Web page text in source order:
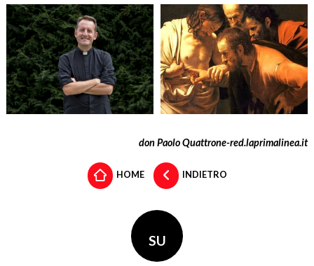
don Paolo Quattrone-red.laprimalinea.it
HOME INDIETRO
SU